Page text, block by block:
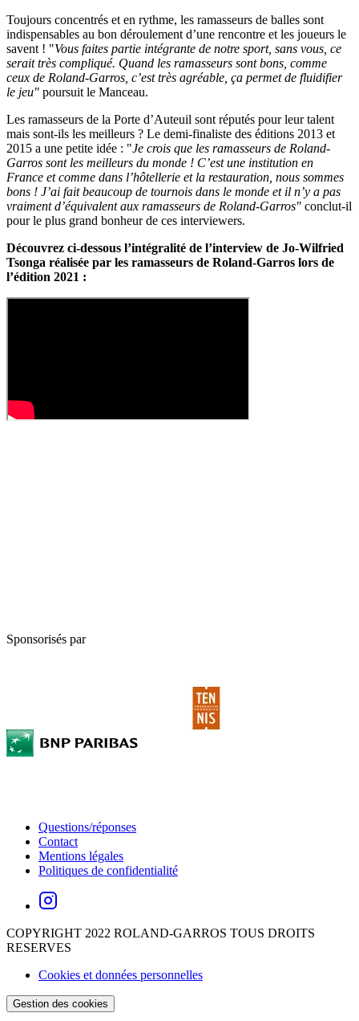
Toujours concentrés et en rythme, les ramasseurs de balles sont
indispensables au bon déroulement d’une rencontre et les joueurs le
savent ! "Vous faites partie intégrante de notre sport, sans vous, ce
serait très compliqué. Quand les ramasseurs sont bons, comme
ceux de Roland-Garros, c’est très agréable, ça permet de fluidifier
le jeu" poursuit le Manceau.
Les ramasseurs de la Porte d’Auteuil sont réputés pour leur talent
mais sont-ils les meilleurs ? Le demi-finaliste des éditions 2013 et
2015 a une petite idée : "Je crois que les ramasseurs de Roland-
Garros sont les meilleurs du monde ! C’est une institution en
France et comme dans l’hôtellerie et la restauration, nous sommes
bons ! J’ai fait beaucoup de tournois dans le monde et il n’y a pas
vraiment d’équivalent aux ramasseurs de Roland-Garros" conclut-il
pour le plus grand bonheur de ces interviewers.
Découvrez ci-dessous l’intégralité de l’interview de Jo-Wilfried
Tsonga réalisée par les ramasseurs de Roland-Garros lors de
l’édition 2021 :
Sponsorisés par
Questions/réponses
Contact
Mentions légales
Politiques de confidentialité
COPYRIGHT 2022 ROLAND-GARROS TOUS DROITS
RESERVES
Cookies et données personnelles
Gestion des cookies